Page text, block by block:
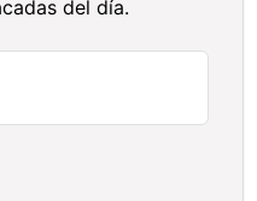
del día.